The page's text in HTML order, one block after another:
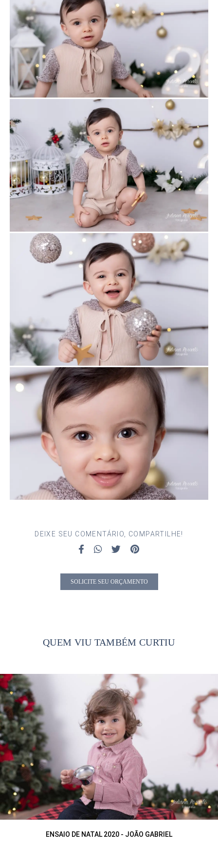
DEIXE SEU COMENTÁRIO, COMPARTILHE!
SOLICITE SEU ORÇAMENTO
QUEM VIU TAMBÉM CURTIU
ENSAIO DE NATAL 2020 - JOÃO GABRIEL